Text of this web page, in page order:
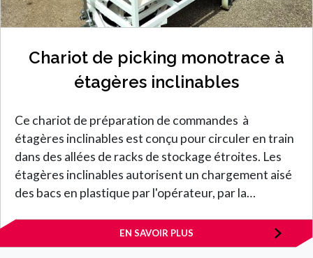
Chariot de picking monotrace à
étagères inclinables
Ce chariot de préparation de commandes à
étagères inclinables est conçu pour circuler en train
dans des allées de racks de stockage étroites. Les
étagères inclinables autorisent un chargement aisé
des bacs en plastique par l'opérateur, par la…
EN SAVOIR PLUS